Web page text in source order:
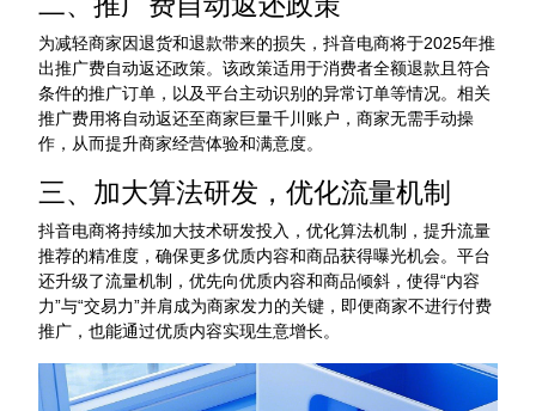
为减轻商家因退货和退款带来的损失，抖音电商将于2025年推
出推广费自动返还政策。该政策适用于消费者全额退款且符合
条件的推广订单，以及平台主动识别的异常订单等情况。相关
推广费用将自动返还至商家巨量千川账户，商家无需手动操
作，从而提升商家经营体验和满意度。
三、加大算法研发，优化流量机制
抖音电商将持续加大技术研发投入，优化算法机制，提升流量
推荐的精准度，确保更多优质内容和商品获得曝光机会。平台
还升级了流量机制，优先向优质内容和商品倾斜，使得“内容
力”与“交易力”并肩成为商家发力的关键，即便商家不进行付费
推广，也能通过优质内容实现生意增长。